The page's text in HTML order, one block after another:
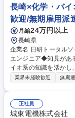
で体系的に学びます。
せて配属先を決定する
募集職種 ◇大分×ITエ
長崎×化学・バ
歓迎/無期雇用派
月給24万円以上
長崎県
企業名 日研トータルソーシング株式会
エンジニア◆知見がある方/未
イオ系の知識を活かし
究、品質管理を担当
品質管理に携わります
施設で約1か月の研修
業界未経験歓迎 無期
正社員
城東電機株式会社